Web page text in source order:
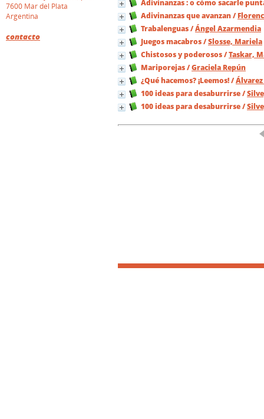
Adivinanzas : o cómo sacarle
Adivinanzas que avanzan/
Trabalenguas/Ángel Azarmendia
Juegos macabros/Slosse, Mariela
Chistosos y poderosos/Taskar,
Mariporejas/Graciela Repún
¿Qué hacemos? ¡Leemos!/
100 ideas para desaburrirse/
100 ideas para desaburrirse/
7600 Mar del Plata
Argentina
contacto